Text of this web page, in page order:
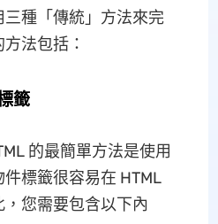
種「傳統」方法來完
法包括：
籤
的最簡單方法是使用
標籤很容易在 HTML
您需要包含以下內